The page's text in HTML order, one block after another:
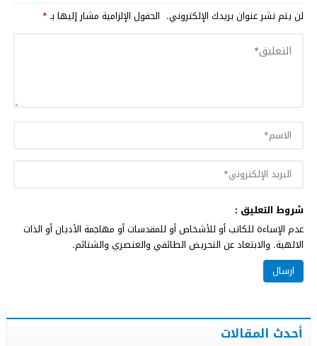
لن يتم نشر عنوان بريدك الإلكتروني. الحقول الإلزامية مشار إليها بـ*
شروط التعليق :
عدم الإساءة للكاتب أو للأشخاص أو للمقدسات أو مهاجمة الأديان أو الذات
الالهية. والابتعاد عن التحريض الطائفي والعنصري والشتائم.
أحدث المقالات